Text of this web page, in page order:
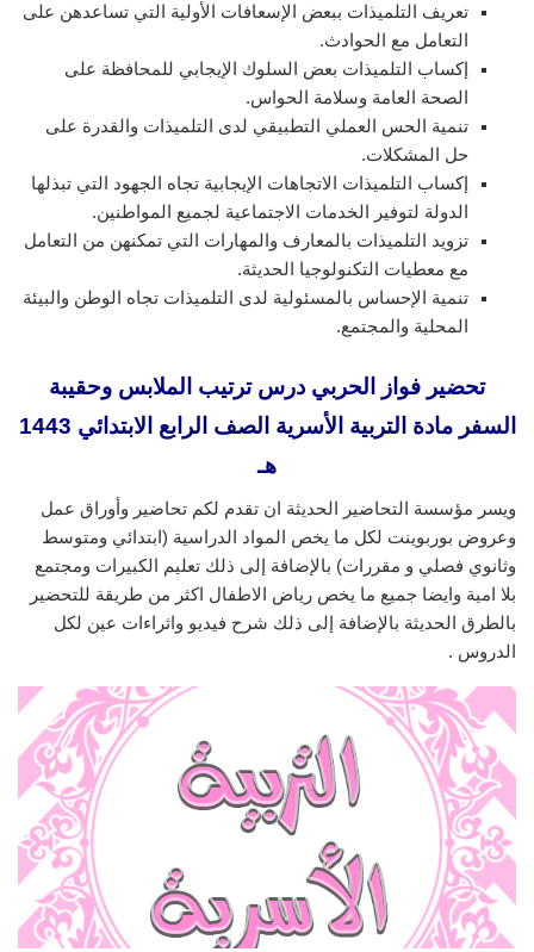
تعريف التلميذات ببعض الإسعافات الأولية التي تساعدهن على
التعامل مع الحوادث.
إكساب التلميذات بعض السلوك الإيجابي للمحافظة على
الصحة العامة وسلامة الحواس.
تنمية الحس العملي التطبيقي لدى التلميذات والقدرة على
حل المشكلات.
إكساب التلميذات الاتجاهات الإيجابية تجاه الجهود التي تبذلها
الدولة لتوفير الخدمات الاجتماعية لجميع المواطنين.
تزويد التلميذات بالمعارف والمهارات التي تمكنهن من التعامل
مع معطيات التكنولوجيا الحديثة.
تنمية الإحساس بالمسئولية لدى التلميذات تجاه الوطن والبيئة
المحلية والمجتمع.
تحضير فواز الحربي درس ترتيب الملابس وحقيبة
السفر
مادة التربية الأسرية الصف الرابع الابتدائي 1443
هـ
ويسر مؤسسة التحاضير الحديثة ان تقدم لكم تحاضير وأوراق عمل
وعروض بوربوينت لكل ما يخص المواد الدراسية (ابتدائي ومتوسط
وثانوي فصلي و مقررات) بالإضافة إلى ذلك تعليم الكبيرات ومجتمع
بلا امية وايضا جميع ما يخص رياض الاطفال اكثر من طريقة للتحضير
بالطرق الحديثة بالإضافة إلى ذلك شرح فيديو واثراءات عين لكل
الدروس .